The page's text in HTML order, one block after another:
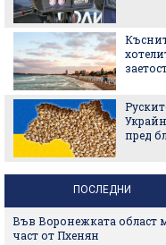
пред
ПОСЛЕДНИ
Във Воронежката област
част от Пхенян